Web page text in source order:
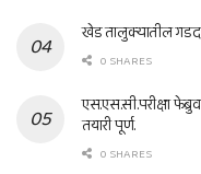
खेड तालुक्यातील गडद
0 SHARES
एस.एस.सी.परीक्षा
तयारी पूर्ण.
0 SHARES